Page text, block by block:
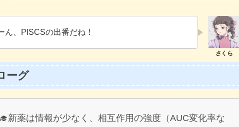
ん、PISCSの出番だね！
ーグ
新薬は情報が少なく、相互作用の強度（AUC変化率な